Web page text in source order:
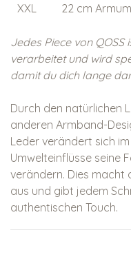
XXL
22 cm
Jedes Piece von
verarbeitet und wird
damit du dich lange
Durch den natürlichen
anderen Armband-
Leder verändert sich
Umwelteinflüsse seine
verändern. Dies macht
aus und gibt jedem
authentischen Touch.